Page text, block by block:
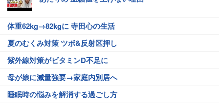
体重62kg→82kgに 寺田心の生活
夏のむくみ対策 ツボ&反射区押し
紫外線対策がビタミンD不足に
母が娘に減量強要→家庭内別居へ
睡眠時の悩みを解消する過ごし方